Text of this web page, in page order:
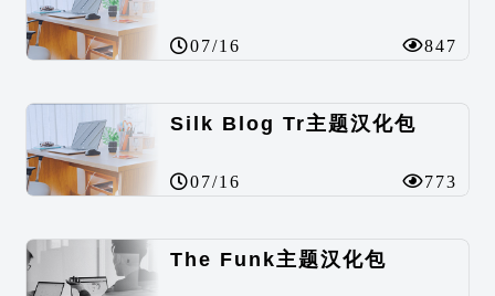
07/16 847
Silk Blog Tr主题汉化包
07/16 773
The Funk主题汉化包